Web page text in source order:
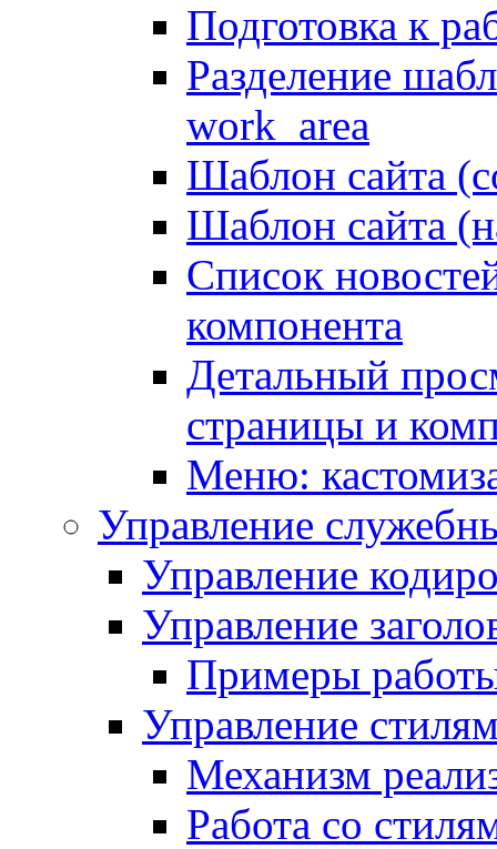
Подготовка к
Разделение
work_area
Шаблон сайта
Шаблон сайта
Список
компонента
Детальный
страницы и
Меню:
Управление
Управление
Управление
Примеры
Управление
Механизм
Работа со